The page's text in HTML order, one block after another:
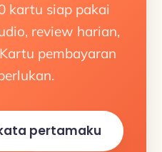
kartu siap pakai
review harian,
pembayaran
pertamaku